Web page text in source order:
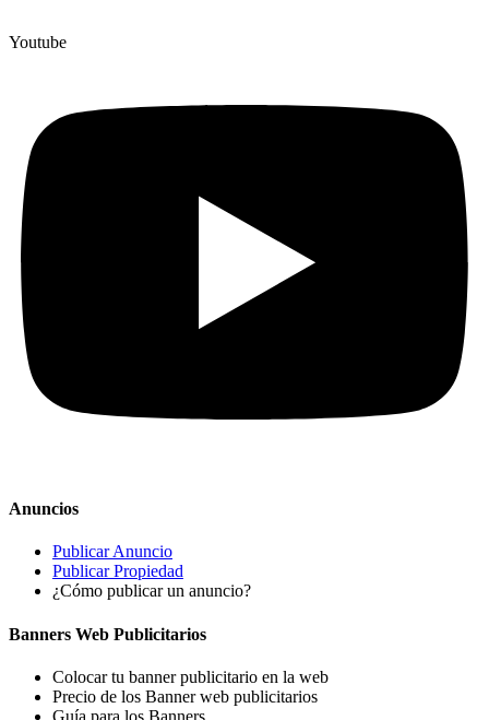
Youtube
Anuncios
Publicar Anuncio
Publicar Propiedad
¿Cómo publicar un anuncio?
Banners Web Publicitarios
Colocar tu banner publicitario en la web
Precio de los Banner web publicitarios
Guía para los Banners